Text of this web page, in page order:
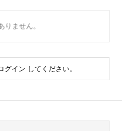
りません。
グイン してください。